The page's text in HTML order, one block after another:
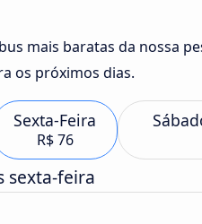
mais baratas da nossa
os próximos dias.
Sexta-Feira
R$ 76
sexta-feira